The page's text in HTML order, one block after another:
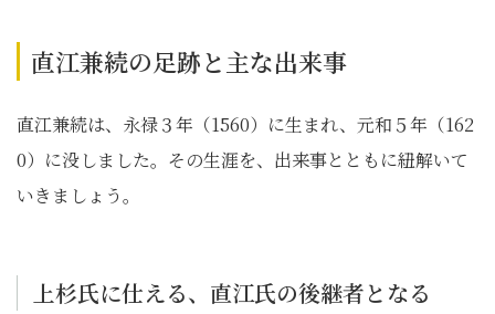
直江兼続の足跡と主な出来事
直江兼続は、永禄３年（1560）に生まれ、元和５年（162
0）に没しました。その生涯を、出来事とともに紐解いて
いきましょう。
上杉氏に仕える、直江氏の後継者となる